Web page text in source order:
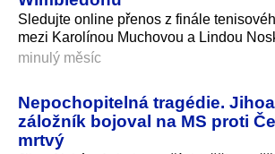
Sledujte online přenos z finále
mezi Karolínou Muchovou a Lindou
minulý měsíc
Nepochopitelná tragédie.
záložník bojoval na MS proti
mrtvý